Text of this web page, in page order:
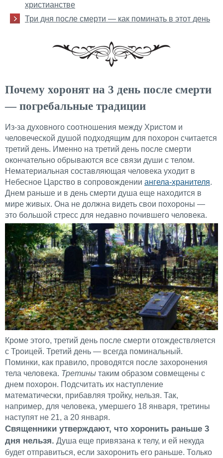
христианстве
Три дня после смерти — как поминать в этот день
Почему хоронят на 3 день после смерти
— погребальные традиции
Из-за духовного соотношения между Христом и
человеческой душой подходящим для похорон считается
третий день. Именно на третий день после смерти
окончательно обрываются все связи души с телом.
Нематериальная составляющая человека уходит в
Небесное Царство в сопровождении ангела-хранителя.
Днем раньше и в день смерти душа еще находится в
мире живых. Она не должна видеть свои похороны —
это большой стресс для недавно почившего человека.
Кроме этого, третий день после смерти отождествляется
с Троицей. Третий день — всегда поминальный.
Поминки, как правило, проводятся после захоронения
тела человека. Третины таким образом совмещены с
днем похорон. Подсчитать их наступление
математически, прибавляя тройку, нельзя. Так,
например, для человека, умершего 18 января, третины
наступят не 21, а 20 января.
Священники утверждают, что хоронить раньше 3
дня нельзя. Душа еще привязана к телу, и ей некуда
будет отправиться, если захоронить его раньше. Только